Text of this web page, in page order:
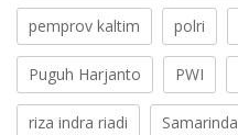
pemprov kaltim polri
Puguh Harjanto PWI
riza indra riadi Samarinda